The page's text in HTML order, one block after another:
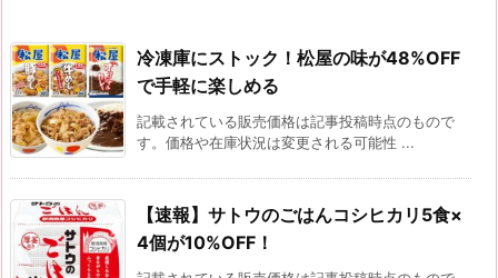
冷凍庫にストック！松屋の味が48%OFF
で手軽に楽しめる
記載されている販売価格は記事投稿時点のもので
す。価格や在庫状況は変更される可能性 ...
【速報】サトウのごはんコシヒカリ5食×
4個が10%OFF！